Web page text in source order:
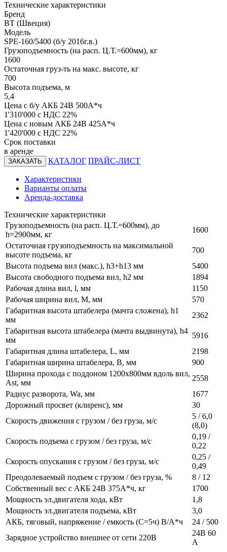
Технические характеристики
Бренд
BT (Швеция)
Модель
SPE-160/5400 (б/у 2016г.в.)
Грузоподъемность (на расп. Ц.Т.=600мм), кг
1600
Остаточная груз-ть на макс. высоте, кг
700
Высота подъема, м
5,4
Цена с б/у АКБ 24В 500А*ч
1'310'000 c НДС 22%
Цена с новым АКБ 24В 425А*ч
1'420'000 c НДС 22%
Срок поставки
в аренде
ЗАКАЗАТЬ КАТАЛОГ ПРАЙС-ЛИСТ
Характеристики
Варианты оплаты
Аренда-доставка
Технические характеристики
Грузоподъемность (на расп. Ц.Т.=600мм), до
h=2900мм, кг
1600
Остаточная грузоподъемность на максимальной
высоте подъема, кг
700
Высота подъема вил (макс.), h3+h13 мм
5400
Высота свободного подъема вил, h2 мм
1894
Рабочая длина вил, l, мм
1150
Рабочая ширина вил, М, мм
570
Габаритная высота штабелера (мачта сложена), h1
мм
2362
Габаритная высота штабелера (мачта выдвинута), h4
мм
5916
Габаритная длина штабелера, L, мм
2198
Габаритная ширина штабелера, B, мм
900
Ширина прохода с поддоном 1200х800мм вдоль вил,
Ast, мм
2558
Радиус разворота, Wa, мм
1677
Дорожный просвет (клиренс), мм
30
Скорость движения с грузом / без груза, м/с
5 / 6,0
(8,0)
Скорость подъема с грузом / без груза, м/с
0,19 /
0,22
Скорость опускания с грузом / без груза, м/с
0,25 /
0,49
Преодолеваемый подъем с грузом / без груза, %
8 / 12
Собственный вес с АКБ 24В 375А*ч, кг
1700
Мощность эл.двигателя хода, кВт
1,8
Мощность эл.двигателя подъема, кВт
3,0
АКБ, тяговый, напряжение / емкость (C=5ч) В/А*ч
24 / 500
Зарядное устройство внешнее от сети 220В
24В 60
А